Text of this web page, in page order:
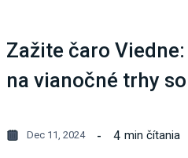
Zažite čaro
na vianočné trhy
Dec 11, 2024 4 min čítania